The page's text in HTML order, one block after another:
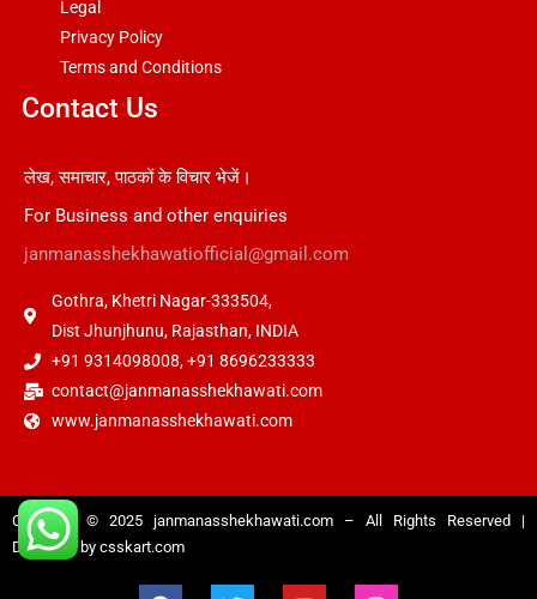
Legal
Privacy Policy
Terms and Conditions
Contact Us
लेख, समाचार, पाठकों के विचार भेजें।
For Business and other enquiries
janmanasshekhawatiofficial@gmail.com
Gothra, Khetri Nagar-333504,
Dist Jhunjhunu, Rajasthan, INDIA
+91 9314098008, +91 8696233333
contact@janmanasshekhawati.com
www.janmanasshekhawati.com
Copyright © 2025 janmanasshekhawati.com – All Rights Reserved |
Designed by csskart.com